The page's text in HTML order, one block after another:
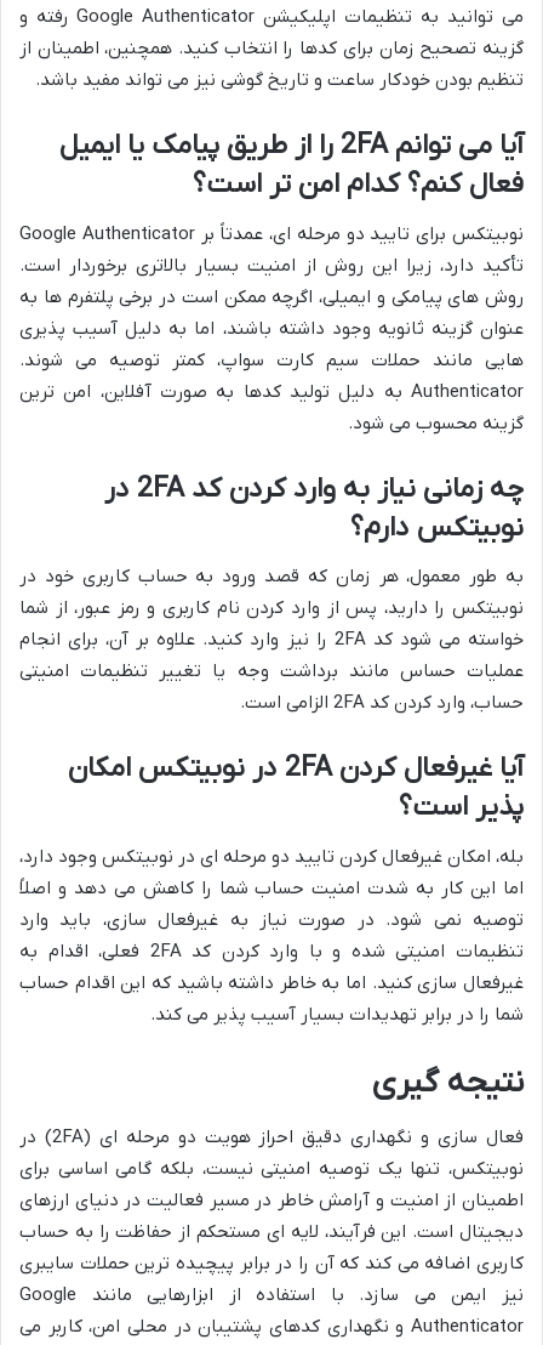
می توانید به تنظیمات اپلیکیشن Google Authenticator رفته و
گزینه تصحیح زمان برای کدها را انتخاب کنید. همچنین، اطمینان از
تنظیم بودن خودکار ساعت و تاریخ گوشی نیز می تواند مفید باشد.
آیا می توانم 2FA را از طریق پیامک یا ایمیل
فعال کنم؟ کدام امن تر است؟
نوبیتکس برای تایید دو مرحله ای، عمدتاً بر Google Authenticator
تأکید دارد، زیرا این روش از امنیت بسیار بالاتری برخوردار است.
روش های پیامکی و ایمیلی، اگرچه ممکن است در برخی پلتفرم ها به
عنوان گزینه ثانویه وجود داشته باشند، اما به دلیل آسیب پذیری
هایی مانند حملات سیم کارت سواپ، کمتر توصیه می شوند.
Authenticator به دلیل تولید کدها به صورت آفلاین، امن ترین
گزینه محسوب می شود.
چه زمانی نیاز به وارد کردن کد 2FA در
نوبیتکس دارم؟
به طور معمول، هر زمان که قصد ورود به حساب کاربری خود در
نوبیتکس را دارید، پس از وارد کردن نام کاربری و رمز عبور، از شما
خواسته می شود کد 2FA را نیز وارد کنید. علاوه بر آن، برای انجام
عملیات حساس مانند برداشت وجه یا تغییر تنظیمات امنیتی
حساب، وارد کردن کد 2FA الزامی است.
آیا غیرفعال کردن 2FA در نوبیتکس امکان
پذیر است؟
بله، امکان غیرفعال کردن تایید دو مرحله ای در نوبیتکس وجود دارد،
اما این کار به شدت امنیت حساب شما را کاهش می دهد و اصلاً
توصیه نمی شود. در صورت نیاز به غیرفعال سازی، باید وارد
تنظیمات امنیتی شده و با وارد کردن کد 2FA فعلی، اقدام به
غیرفعال سازی کنید. اما به خاطر داشته باشید که این اقدام حساب
شما را در برابر تهدیدات بسیار آسیب پذیر می کند.
نتیجه گیری
فعال سازی و نگهداری دقیق احراز هویت دو مرحله ای (2FA) در
نوبیتکس، تنها یک توصیه امنیتی نیست، بلکه گامی اساسی برای
اطمینان از امنیت و آرامش خاطر در مسیر فعالیت در دنیای ارزهای
دیجیتال است. این فرآیند، لایه ای مستحکم از حفاظت را به حساب
کاربری اضافه می کند که آن را در برابر پیچیده ترین حملات سایبری
نیز ایمن می سازد. با استفاده از ابزارهایی مانند Google
Authenticator و نگهداری کدهای پشتیبان در محلی امن، کاربر می